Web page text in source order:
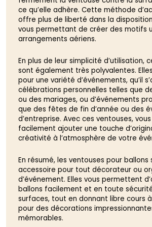
ce qu’elle adhère. Cette méthode
offre plus de liberté dans la
vous permettant de créer des motifs
arrangements aériens.
En plus de leur simplicité d’utilisation,
sont également très polyvalentes.
pour une variété d’événements, qu’il
célébrations personnelles telles que
ou des mariages, ou d’événements
que des fêtes de fin d’année ou des
d’entreprise. Avec ces ventouses,
facilement ajouter une touche
créativité à l’atmosphère de votre
En résumé, les ventouses pour
accessoire pour tout décorateur ou
d’événement. Elles vous permettent
ballons facilement et en toute
surfaces, tout en donnant libre cours
pour des décorations
mémorables.